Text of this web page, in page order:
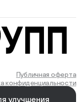
Публичная оферта
конфиденциальности
улучшения
Войти